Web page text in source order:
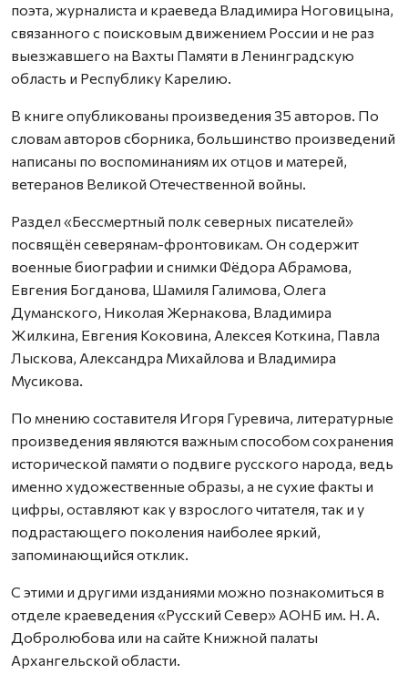
поэта, журналиста и краеведа Владимира Ноговицына,
связанного с поисковым движением России и не раз
выезжавшего на Вахты Памяти в Ленинградскую
область и Республику Карелию.
В книге опубликованы произведения 35 авторов. По
словам авторов сборника, большинство произведений
написаны по воспоминаниям их отцов и матерей,
ветеранов Великой Отечественной войны.
Раздел «Бессмертный полк северных писателей»
посвящён северянам-фронтовикам. Он содержит
военные биографии и снимки Фёдора Абрамова,
Евгения Богданова, Шамиля Галимова, Олега
Думанского, Николая Жернакова, Владимира
Жилкина, Евгения Коковина, Алексея Коткина, Павла
Лыскова, Александра Михайлова и Владимира
Мусикова.
По мнению составителя Игоря Гуревича, литературные
произведения являются важным способом сохранения
исторической памяти о подвиге русского народа, ведь
именно художественные образы, а не сухие факты и
цифры, оставляют как у взрослого читателя, так и у
подрастающего поколения наиболее яркий,
запоминающийся отклик.
С этими и другими изданиями можно познакомиться в
отделе краеведения «Русский Север» АОНБ им. Н. А.
Добролюбова или на сайте Книжной палаты
Архангельской области.